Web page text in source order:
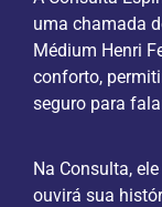
uma chamada
Médium Henri
conforto,
seguro para
Na Consulta,
ouvirá sua